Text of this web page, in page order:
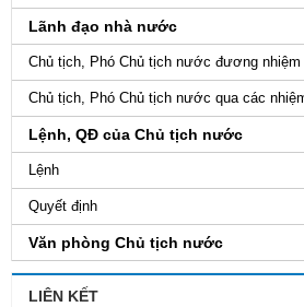
Lãnh đạo nhà nước
Chủ tịch, Phó Chủ tịch nước đương nhiệm
Chủ tịch, Phó Chủ tịch nước qua các
Lệnh, QĐ của Chủ tịch nước
Lệnh
Quyết định
Văn phòng Chủ tịch nước
LIÊN KẾT